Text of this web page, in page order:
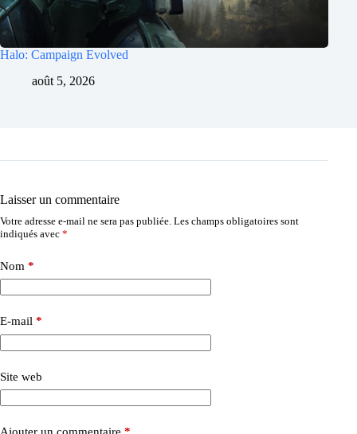
Halo: Campaign Evolved
août 5, 2026
Laisser un commentaire
Votre adresse e-mail ne sera pas publiée. Les champs obligatoires sont
indiqués avec *
Nom *
E-mail *
Site web